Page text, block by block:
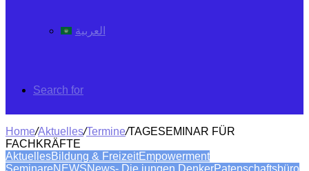
العربية
Search for
Home/Aktuelles/Termine/TAGESEMINAR FÜR
FACHKRÄFTE
AktuellesBildung & FreizeitEmpowerment
SeminareNEWSNews- Die jungen DenkerPatenschaftsbüro